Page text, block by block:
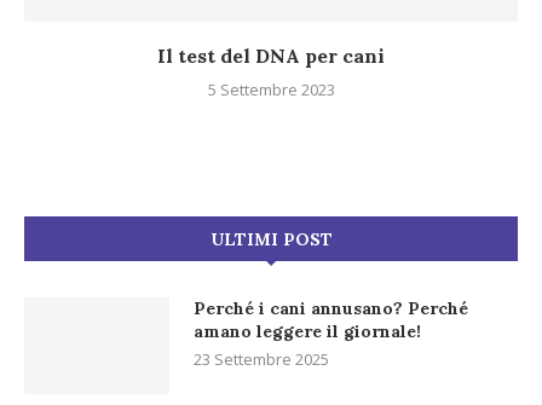
Il test del DNA per cani
5 Settembre 2023
ULTIMI POST
Perché i cani annusano? Perché
amano leggere il giornale!
23 Settembre 2025